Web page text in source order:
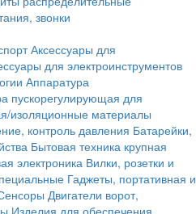
звонки
Аксессуары для
для электроинструментов
Аппаратура
пускорегулирующая для
изоляционные материалы
контроль давления Батарейки,
Бытовая техника крупная
электроника Вилки, розетки и
Гаджеты, портативная и
Двигатели ворот,
Изделия для обеспечения